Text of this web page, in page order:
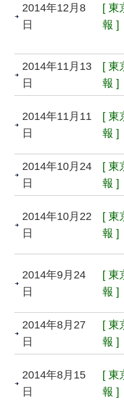
2014年12月8
日
[ 東
報 ]
2014年11月13
日
[ 東
報 ]
2014年11月11
日
[ 東
報 ]
2014年10月24
日
[ 東
報 ]
2014年10月22
日
[ 東
報 ]
2014年9月24
日
[ 東
報 ]
2014年8月27
日
[ 東
報 ]
2014年8月15
日
[ 東
報 ]